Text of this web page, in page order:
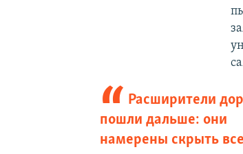
Расширители
пошли дальше: они
намерены скрыть все